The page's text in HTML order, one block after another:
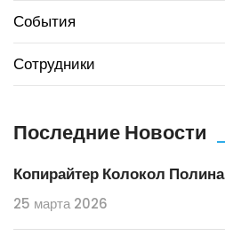
События
Сотрудники
Последние Новости
Копирайтер Колокол Полина
25 марта 2026